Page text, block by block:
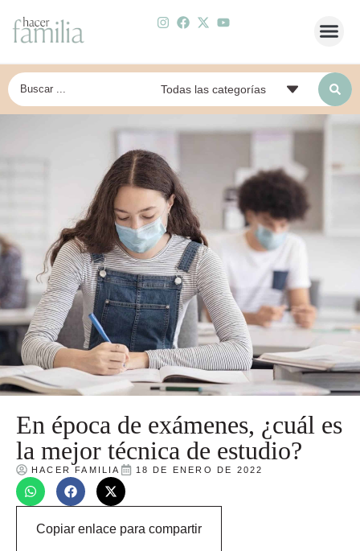
En época de exámenes, ¿cuál es
la mejor técnica de estudio?
HACER FAMILIA 18 DE ENERO DE 2022
Copiar enlace para compartir